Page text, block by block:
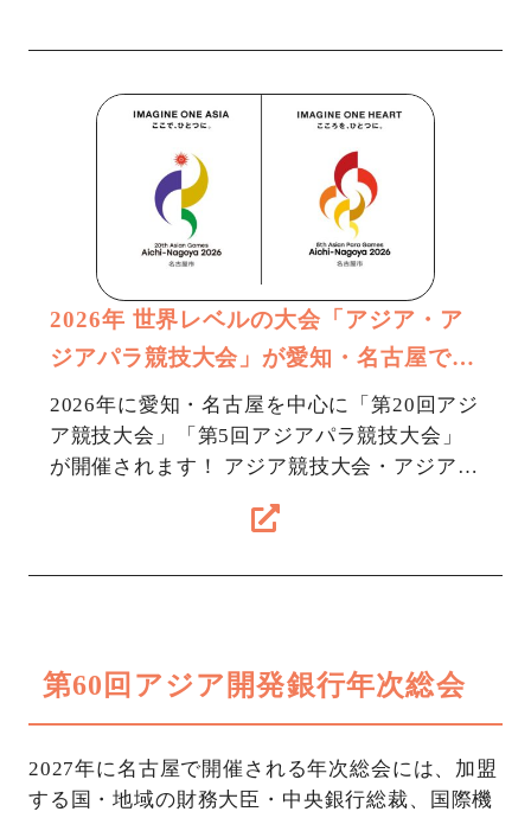
2026年 世界レベルの大会「アジア・ア
ジアパラ競技大会」が愛知・名古屋で行
われます！
2026年に愛知・名古屋を中心に「第20回アジ
ア競技大会」「第5回アジアパラ競技大会」
が開催されます！ アジア競技大会・アジアパ
の国と地域が参加する、アジア…
第60回アジア開発銀行年次総会
2027年に名古屋で開催される年次総会には、加盟
する国・地域の財務大臣・中央銀行総裁、国際機